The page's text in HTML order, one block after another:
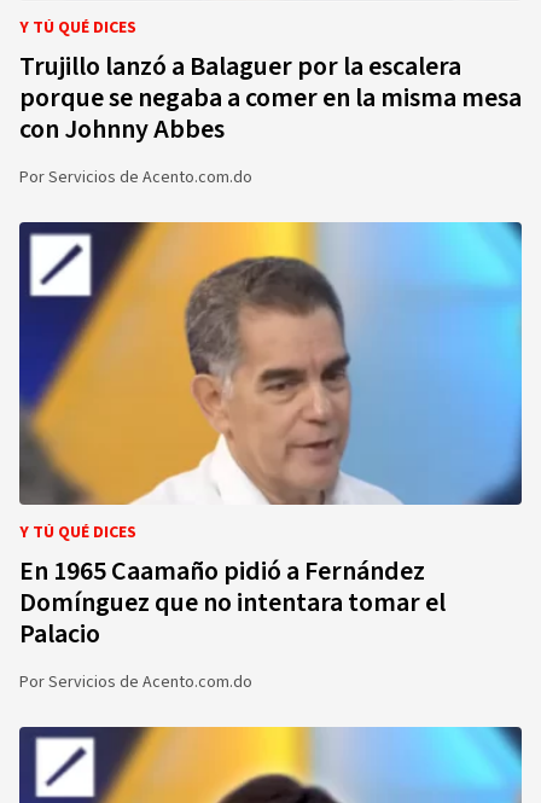
Y TÚ QUÉ DICES
Trujillo lanzó a Balaguer por la escalera
porque se negaba a comer en la misma mesa
con Johnny Abbes
PorServicios de Acento.com.do
Y TÚ QUÉ DICES
En 1965 Caamaño pidió a Fernández
Domínguez que no intentara tomar el
Palacio
PorServicios de Acento.com.do